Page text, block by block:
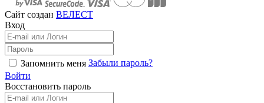
Сайт создан ВЕЛЕСТ
Вход
Запомнить меня Забыли пароль?
Войти
Восстановить пароль